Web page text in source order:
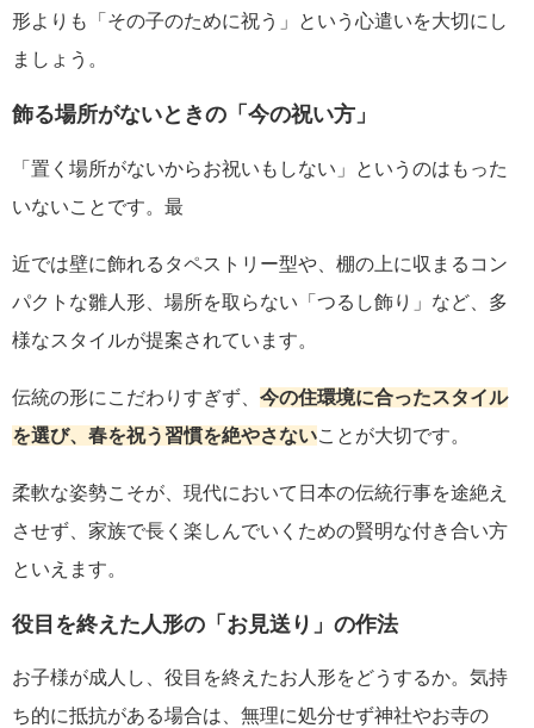
形よりも「その子のために祝う」という心遣いを大切にし
ましょう。
飾る場所がないときの「今の祝い方」
「置く場所がないからお祝いもしない」というのはもった
いないことです。最
近では壁に飾れるタペストリー型や、棚の上に収まるコン
パクトな雛人形、場所を取らない「つるし飾り」など、多
様なスタイルが提案されています。
伝統の形にこだわりすぎず、 今の住環境に合ったスタイル
を選び、春を祝う習慣を絶やさないことが大切です。
柔軟な姿勢こそが、現代において日本の伝統行事を途絶え
させず、家族で長く楽しんでいくための賢明な付き合い方
といえます。
役目を終えた人形の「お見送り」の作法
お子様が成人し、役目を終えたお人形をどうするか。気持
ち的に抵抗がある場合は、無理に処分せず神社やお寺の